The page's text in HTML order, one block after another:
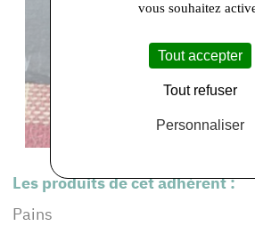
Les produits de cet adhérent :
Pains
vous souhaitez
Tout accepter
Tout refuser
Personnaliser